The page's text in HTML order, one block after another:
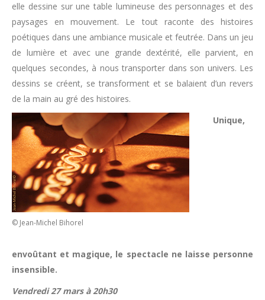
elle dessine sur une table lumineuse des personnages et des
paysages en mouvement. Le tout raconte des histoires
poétiques dans une ambiance musicale et feutrée. Dans un jeu
de lumière et avec une grande dextérité, elle parvient, en
quelques secondes, à nous transporter dans son univers. Les
dessins se créent, se transforment et se balaient d’un revers
de la main au gré des histoires.
© Jean-Michel Bihorel
Unique,
envoûtant et magique, le spectacle ne laisse personne
insensible.
Vendredi 27 mars à 20h30